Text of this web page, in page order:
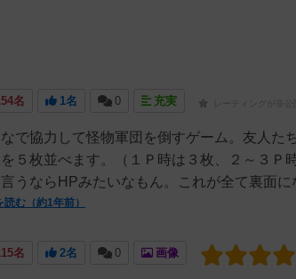
名 1名 0 充実 レーティングが非
で協力して怪物軍団を倒すゲーム。友人た
５枚並べます。（１Ｐ時は３枚、２～３Ｐ
うならHPみたいなもん。これが全て裏面
読む（約1年前）
名 2名 0 画像